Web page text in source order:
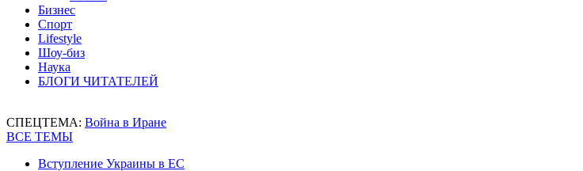
Бизнес
Спорт
Lifestyle
Шоу-биз
Наука
БЛОГИ ЧИТАТЕЛЕЙ
СПЕЦТЕМА: Война в Иране
ВСЕ ТЕМЫ
Вступление Украины в ЕС